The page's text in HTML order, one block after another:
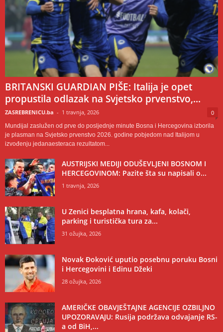
BRITANSKI GUARDIAN PIŠE: Italija je opet
propustila odlazak na Svjetsko prvenstvo,...
ZASREBRENICU.ba - 1 travnja, 2026 0
Mundijal zaslužen od prve do posljednje minute Bosna i Hercegovina izborila
je plasman na Svjetsko prvenstvo 2026. godine pobjedom nad Italijom u
izvođenju jedanaesteraca rezultatom...
AUSTRIJSKI MEDIJI ODUŠEVLJENI BOSNOM I
HERCEGOVINOM: Pazite šta su napisali o...
1 travnja, 2026
U Zenici besplatna hrana, kafa, kolači,
parking i turistička tura za...
31 ožujka, 2026
Novak Đoković uputio posebnu poruku Bosni
i Hercegovini i Edinu Džeki
28 ožujka, 2026
AMERIČKE OBAVJEŠTAJNE AGENCIJE OZBILJNO
UPOZORAVAJU: Rusija podržava odvajanje RS-
a od BiH,...